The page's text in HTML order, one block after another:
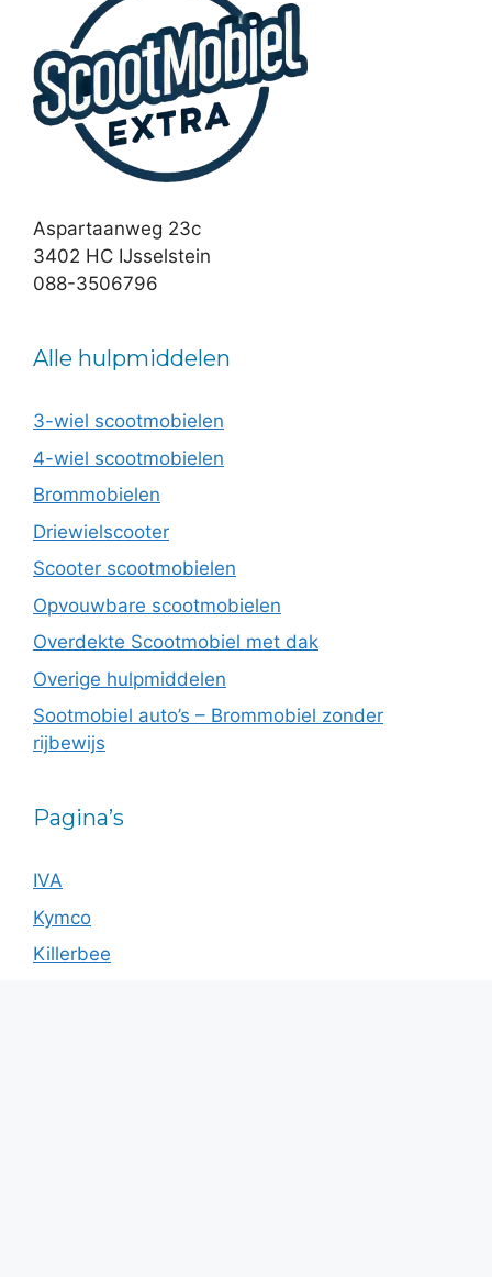
Aspartaanweg 23c
3402 HC IJsselstein
088-3506796
Alle hulpmiddelen
3-wiel scootmobielen
4-wiel scootmobielen
Brommobielen
Driewielscooter
Scooter scootmobielen
Opvouwbare scootmobielen
Overdekte Scootmobiel met dak
Overige hulpmiddelen
Sootmobiel auto’s – Brommobiel zonder
rijbewijs
Pagina’s
IVA
Kymco
Killerbee